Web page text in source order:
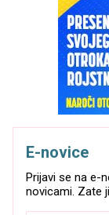
E-novice
Prijavi se na e-
novicami. Zate